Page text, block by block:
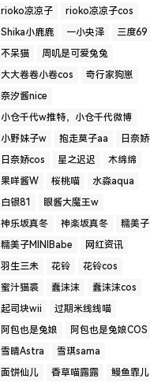
rioko凉凉子
rioko凉凉子cos
Shika小鹿鹿
一小央泽
三度69
不呆猫
周叽是可爱兔兔
大大卷卷小卷cos
奇行家狗崽
奈汐酱nice
小仓千代w推特，小仓千代微博
小野妹子w
抱走莫子aa
日奈娇
日奈娇cos
星之迟迟
木绵绵
果咩酱W
桜桃喵
水淼aqua
白银81
眼酱大魔王w
神乐坂真冬
神楽坂真冬
糯美子
糯美子MINIBabe
网红资讯
羽生三未
花铃
花铃cos
蜜汁猫裘
蠢沫沫
蠢沫沫cos
起司块wii
过期米线线喵
阿包也是兔娘
阿包也是兔娘COS
雪晴Astra
雪琪sama
面饼仙儿
香草喵露露
鳗鱼霏儿